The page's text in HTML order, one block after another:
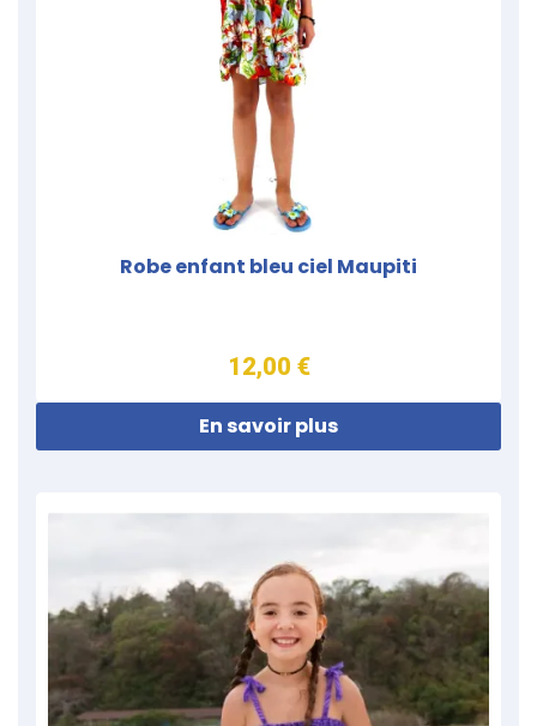
Robe enfant bleu ciel Maupiti
12,00 €
En savoir plus